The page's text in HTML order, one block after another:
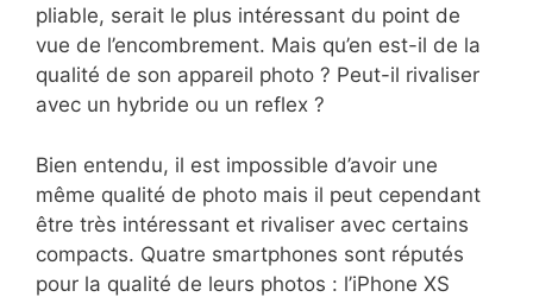
pliable, serait le plus intéressant du point de
vue de l’encombrement. Mais qu’en est-il de la
qualité de son appareil photo ? Peut-il rivaliser
avec un hybride ou un reflex ?
Bien entendu, il est impossible d’avoir une
même qualité de photo mais il peut cependant
être très intéressant et rivaliser avec certains
compacts. Quatre smartphones sont réputés
pour la qualité de leurs photos : l’iPhone XS